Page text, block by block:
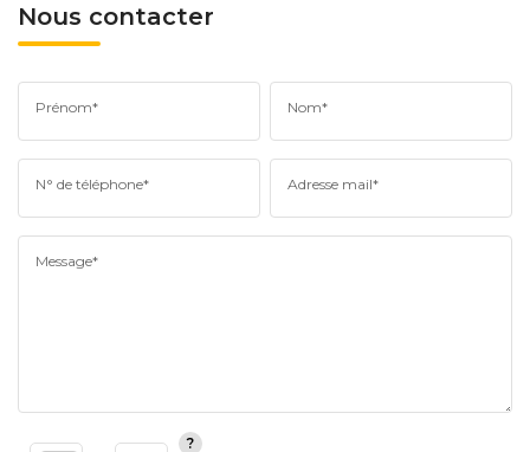
Nous contacter
Prénom* Nom*
N° de téléphone* Adresse mail*
Message*